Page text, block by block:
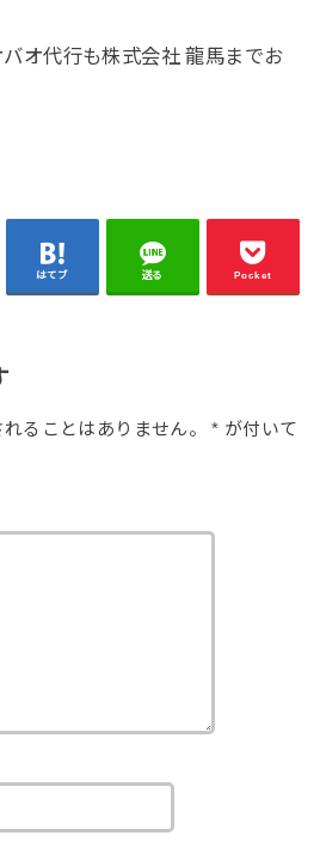
オ代行も株式会社 龍馬までお
はてブ 送る Pocket
ることはありません。 * が付いて